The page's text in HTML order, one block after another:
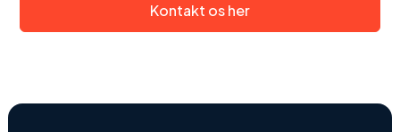
Kontakt os her